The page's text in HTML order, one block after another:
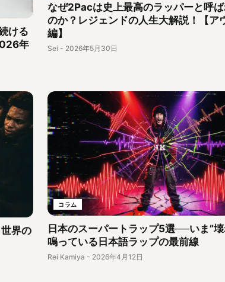
ける
年
なぜ2Pacは史上最高のラッパーと呼
のか？レジェンドの人生大解説！【ア
編】
Sei - 2026年5月30日
界の
コラム
日本のスーパートラップ5選──いま”
鳴っている日本語ラップの最前線
Rei Kamiya - 2026年4月12日